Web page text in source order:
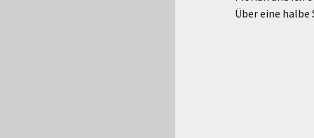
Über eine halbe